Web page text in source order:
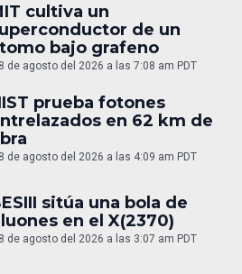
cultiva un
de un
bajo grafeno
8 de agosto del 2026 a las 7:08 am PDT
prueba fotones
en 62 km de
8 de agosto del 2026 a las 4:09 am PDT
sitúa una bola de
en el X(2370)
8 de agosto del 2026 a las 3:07 am PDT